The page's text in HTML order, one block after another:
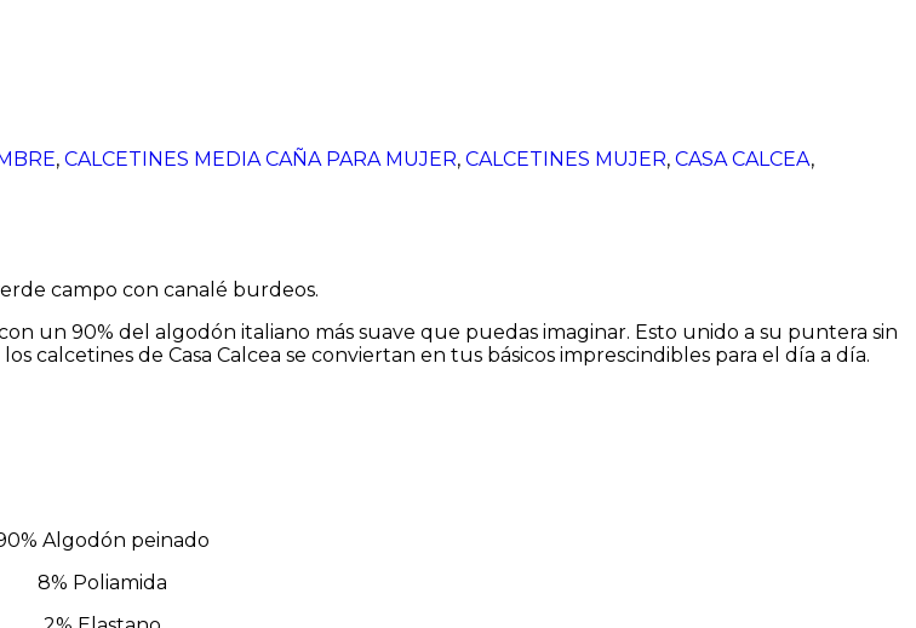
, CALCETINES MEDIA CAÑA PARA MUJER, CALCETINES MUJER, CASA CALCEA,
campo con canalé burdeos.
un 90% del algodón italiano más suave que puedas imaginar. Esto unido a su puntera sin
calcetines de Casa Calcea se conviertan en tus básicos imprescindibles para el día a día.
Algodón peinado
8% Poliamida